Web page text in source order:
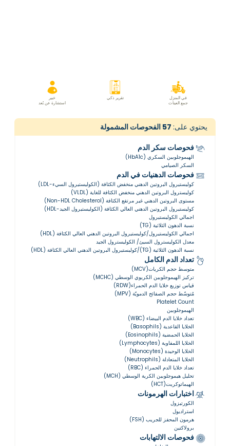
في المنزل
جمع العينات
تقرير ذكي
خبير
استشارة عن بُعد
يحتوي على: 57 الفحوصات المشمولة
فحوصات سكر الدم
الهيموجلوبين السكري (HbA1c)
السكر الصيامي
فحوصات الدهنيات في الدم
كوليستيرول البروتين الدهني منخفض الكثافة (الكوليستيرول السيء-LDL)
كوليسترول البروتين الدهني منخفض الكثافة للغاية (VLDL)
مستوى البروتين الدهني غير مرتفع الكثافة (Non-HDL Cholesterol)
كوليستيرول البروتين الدهني العالي الكثافة (الكوليستيرول الجيد-HDL)
اجمالي الكوليستيرول
نسبة الدهون الثلاثية (TG)
اجمالي الكوليستيرول/كوليستيرول البروتين الدهني العالي الكثافة (HDL)
معدل الكوليسترول السيئ/ الكوليسترول الجيد
نسبة الدهون الثلاثية (TG)/كوليستيرول البروتين الدهني العالي الكثافة (HDL)
تعداد الدم الكامل
متوسط حجم الكريات(MCV)
تركيز الهيموجلوبين الكريوي الوسطي (MCHC)
قياس توزيع خلايا الدم الحمراء(RDW)
مُتوسّط ​​حجم الصفائح الدمويّة (MPV)
Platelet Count
الهيموجلوبين
تعداد خلايا الدم البيضاء (WBC)
الخلايا القاعدية (Basophils)
الخلايا الحمضية (Eosinophils)
الخلايا اللمفاوية (Lymphocytes)
الخلايا الوحيدة (Monocytes)
الخلايا المتعادلة (Neutrophils)
تعداد خلايا الدم الحمراء (RBC)
تحليل هيموجلوبين الكرية الوسطي (MCH)
الهيماتوكريت(HCT)
اختبارات الهرمونات
الكورتيزول
استراديول
هرمون المحفز للجريب (FSH)
برولاكتين
فحوصات الالتهابات